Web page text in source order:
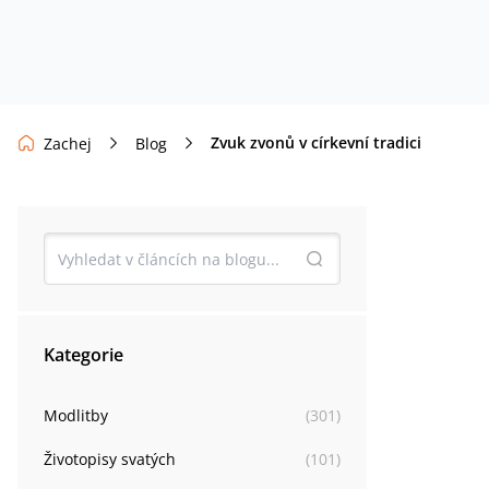
Zachej Blog Zvuk zvonů v církevní tradici
Kategorie
Modlitby (301 )
Životopisy svatých (101 )